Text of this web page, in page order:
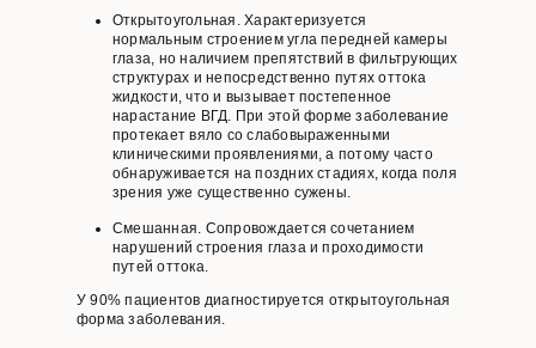
Открытоугольная. Характеризуется
нормальным строением угла передней камеры
глаза, но наличием препятствий в фильтрующих
структурах и непосредственно путях оттока
жидкости, что и вызывает постепенное
нарастание ВГД. При этой форме заболевание
протекает вяло со слабовыраженными
клиническими проявлениями, а потому часто
обнаруживается на поздних стадиях, когда поля
зрения уже существенно сужены.
Смешанная. Сопровождается сочетанием
нарушений строения глаза и проходимости
путей оттока.
У 90% пациентов диагностируется открытоугольная
форма заболевания.